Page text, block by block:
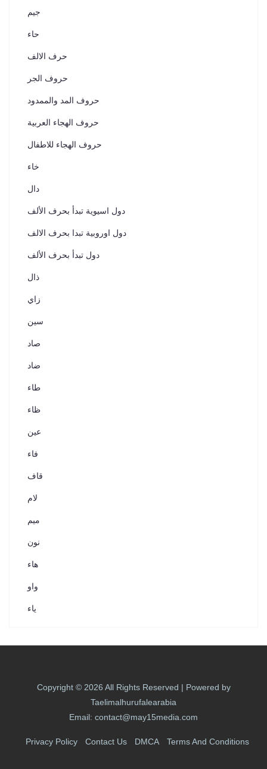
جيم
حاء
حرف الالف
حروف الجر
حروف المد والممدود
حروف الهجاء العربية
حروف الهجاء للاطفال
خاء
دال
دول اسيوية تبدأ بحرف الألف
دول اوروبية تبدا بحرف الالف
دول تبدأ بحرف الألف
ذال
زاي
سين
صاد
ضاد
طاء
ظاء
عين
فاء
قاف
لام
ميم
نون
هاء
واو
ياء
Copyright © 2026 All Rights Reserved | Powered by
Taelimalhurufalearabia
Email: contact@may15media.com
Privacy Policy Contact Us DMCA Terms And Conditions